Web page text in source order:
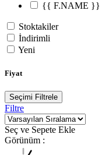
{{ F.NAME }}
Stoktakiler
İndirimli
Yeni
Fiyat
Seçimi Filtrele
Filtre
Seç ve Sepete Ekle
Görünüm :